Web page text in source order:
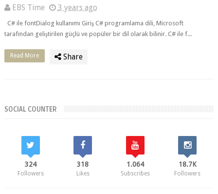
EBS Time 3 years ago
C# ile fontDialog kullanımı Giriş C# programlama dili, Microsoft
tarafından geliştirilen güçlü ve popüler bir dil olarak bilinir. C# ile f...
Read More Share
SOCIAL COUNTER
324
Followers
318
Likes
1.064
Subscribes
18.7K
Followers